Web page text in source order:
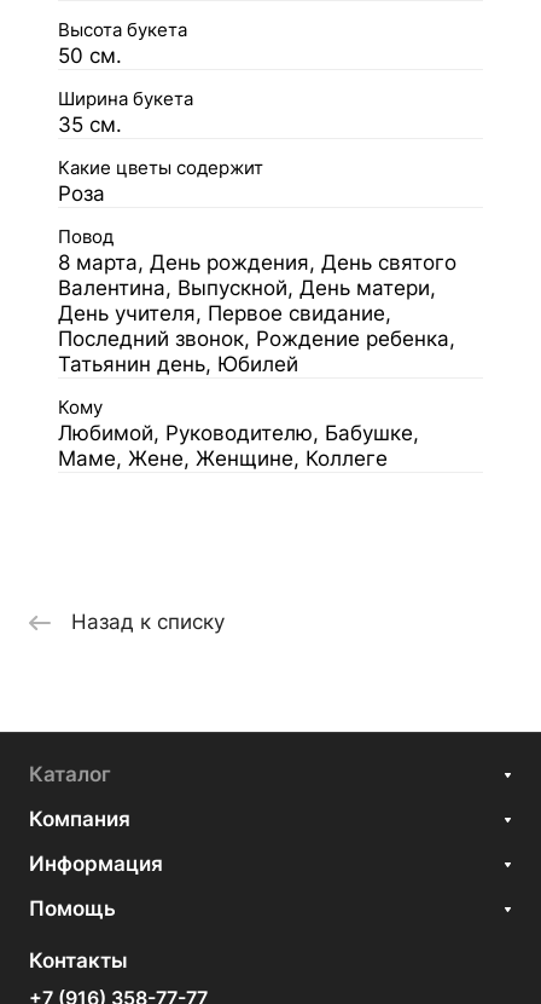
Высота букета
50 см.
Ширина букета
35 см.
Какие цветы содержит
Роза
Повод
8 марта, День рождения, День святого
Валентина, Выпускной, День матери,
День учителя, Первое свидание,
Последний звонок, Рождение ребенка,
Татьянин день, Юбилей
Кому
Любимой, Руководителю, Бабушке,
Маме, Жене, Женщине, Коллеге
Назад к списку
Каталог
Компания
Информация
Помощь
Контакты
+7 (916) 358-77-77